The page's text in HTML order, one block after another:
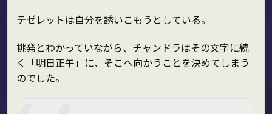
テゼレットは自分を誘いこもうとしている。
挑発とわかっていながら、チャンドラはその文字に続
く「明日正午」に、そこへ向かうことを決めてしまう
のでした。